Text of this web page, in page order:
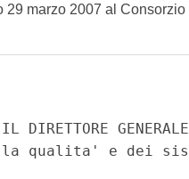
marzo 2007 al